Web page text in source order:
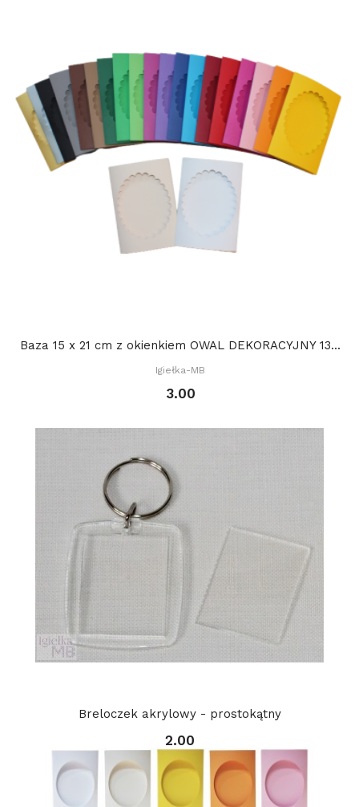
Baza 15 x 21 cm z okienkiem OWAL DEKORACYJNY 13...
Igiełka-MB
3.00
Breloczek akrylowy - prostokątny
2.00